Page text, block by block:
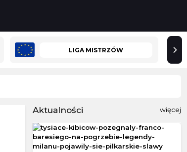
LIGA MISTRZÓW
Aktualności więcej